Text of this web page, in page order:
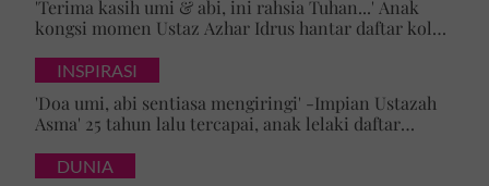
'Terima kasih umi & abi, ini rahsia Tuhan...' Anak
kongsi momen Ustaz Azhar Idrus hantar daftar kolej,
INSPIRASI
'Doa umi, abi sentiasa mengiringi' -Impian Ustazah
Asma' 25 tahun lalu tercapai, anak lelaki daftar
DUNIA